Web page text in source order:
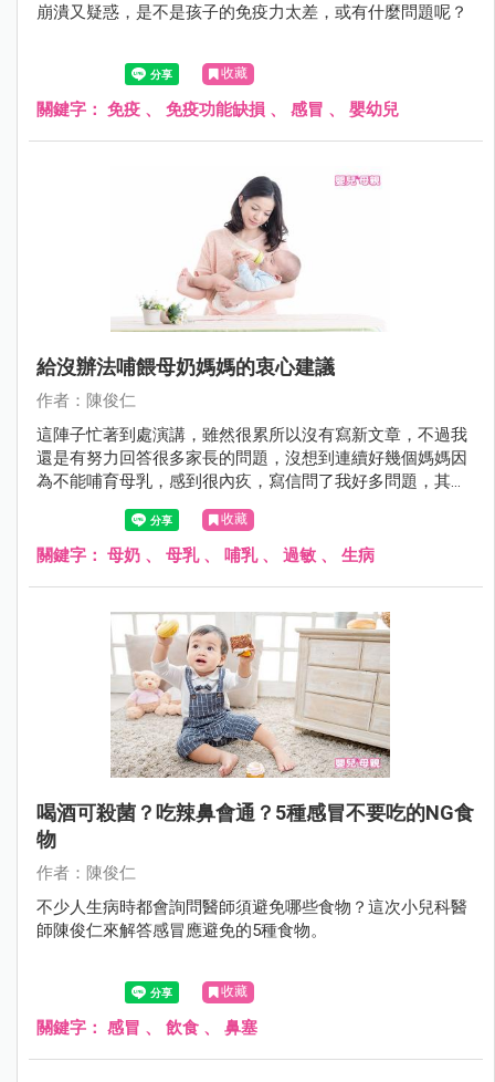
崩潰又疑惑，是不是孩子的免疫力太差，或有什麼問題呢？
收藏
關鍵字： 免疫 、 免疫功能缺損 、 感冒 、 嬰幼兒
給沒辦法哺餵母奶媽媽的衷心建議
作者：陳俊仁
這陣子忙著到處演講，雖然很累所以沒有寫新文章，不過我
還是有努力回答很多家長的問題，沒想到連續好幾個媽媽因
為不能哺育母乳，感到很內疚，寫信問了我好多問題，其中
也有媽媽因此出現憂鬱傾向，我趁空檔寫下我的看法。
收藏
關鍵字： 母奶 、 母乳、 哺乳、 過敏 、 生病
喝酒可殺菌？吃辣鼻會通？5種感冒不要吃的NG食
物
作者：陳俊仁
不少人生病時都會詢問醫師須避免哪些食物？這次小兒科醫
師陳俊仁來解答感冒應避免的5種食物。
收藏
關鍵字： 感冒 、 飲食 、 鼻塞